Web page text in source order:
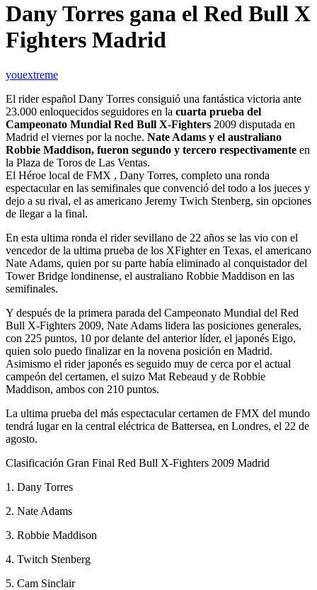
Dany Torres gana el Red Bull X
Fighters Madrid
youextreme
El rider español Dany Torres consiguió una fantástica victoria ante
23.000 enloquecidos seguidores en la cuarta prueba del
Campeonato Mundial Red Bull X-Fighters 2009 disputada en
Madrid el viernes por la noche. Nate Adams y el australiano
Robbie Maddison, fueron segundo y tercero respectivamente en
la Plaza de Toros de Las Ventas.
El Héroe local de FMX , Dany Torres, completo una ronda
espectacular en las semifinales que convenció del todo a los jueces y
dejo a su rival, el as americano Jeremy Twich Stenberg, sin opciones
de llegar a la final.
En esta ultima ronda el rider sevillano de 22 años se las vio con el
vencedor de la ultima prueba de los XFighter en Texas, el americano
Nate Adams, quien por su parte había eliminado al conquistador del
Tower Bridge londinense, el australiano Robbie Maddison en las
semifinales.
Y después de la primera parada del Campeonato Mundial del Red
Bull X-Fighters 2009, Nate Adams lidera las posiciones generales,
con 225 puntos, 10 por delante del anterior líder, el japonés Eigo,
quien solo puedo finalizar en la novena posición en Madrid.
Asimismo el rider japonés es seguido muy de cerca por el actual
campeón del certamen, el suizo Mat Rebeaud y de Robbie
Maddison, ambos con 210 puntos.
La ultima prueba del más espectacular certamen de FMX del mundo
tendrá lugar en la central eléctrica de Battersea, en Londres, el 22 de
agosto.
Clasificación Gran Final Red Bull X-Fighters 2009 Madrid
1. Dany Torres
2. Nate Adams
3. Robbie Maddison
4. Twitch Stenberg
5. Cam Sinclair